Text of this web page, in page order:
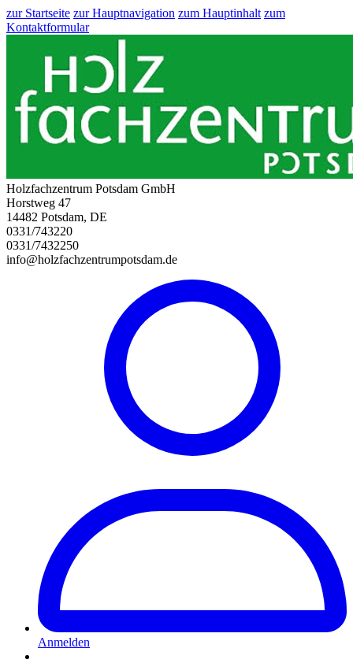
zur Startseite zur Hauptnavigation zum Hauptinhalt zum
Kontaktformular
Holzfachzentrum Potsdam GmbH
Horstweg 47
14482 Potsdam, DE
0331/743220
0331/7432250
info@holzfachzentrumpotsdam.de
Anmelden